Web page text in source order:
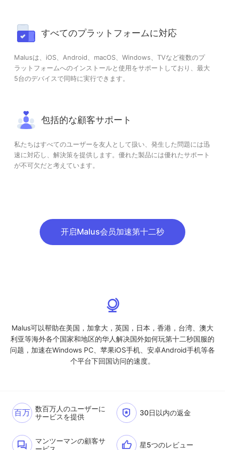
すべてのプラットフォームに対応
Malusは、iOS、Android、macOS、Windows、TVなど複数のプ
ラットフォームへのインストールと使用をサポートしており、最大
5台のデバイスで同時に実行できます。
包括的な顧客サポート
私たちはすべてのユーザーを友人として扱い、発生した問題には迅
速に対応し、解決策を提供します。優れた製品には優れたサポート
が不可欠だと考えています。
开启Malus会员加速第十二秒
Malus可以帮助在美国，加拿大，英国，日本，香港，台湾、澳大
利亚等海外各个国家和地区的华人解决国外如何玩第十二秒国服的
问题，加速在Windows PC、苹果iOS手机、安卓Android手机等各
个平台下回国访问的速度。
百万 数百万人のユーザーに
サービスを提供
30日以内の返金
マンツーマンの顧客サ
星5つのレビュー